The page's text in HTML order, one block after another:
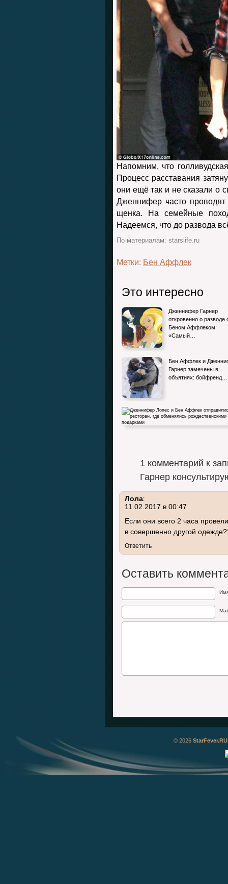
Напомним, что
Процесс расставания
они ещё так и не сказали о
Дженнифер часто
щенка. На семейные
Надеемся, что до развода
По материалам: starslife.ru
Метки: Бен Аффлек
Это интересно
Дженнифер Гарнер
откровенно о разводе
Беном Аффлеком:
«Самый…
Бен Аффлек и
Гарнер замечены в
объятиях: бойфренд…
Дженнифер Лопес и Бен Аффлек
отправились в ресторан, где…
1 комментарий к
Гарнер
Лола:
11.02.2017 в 00:47
Если они всего 2 часа
в совершенно другой
Ответить
Оставить
© 2026 StarFever.RU